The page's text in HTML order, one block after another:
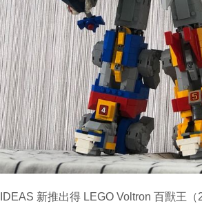
新推出得 LEGO Voltron 百獸王